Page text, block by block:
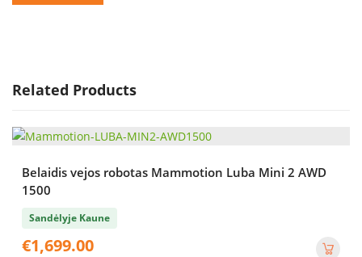
Related Products
Belaidis vejos robotas Mammotion Luba Mini 2 AWD
1500
Sandėlyje Kaune
€1,699.00